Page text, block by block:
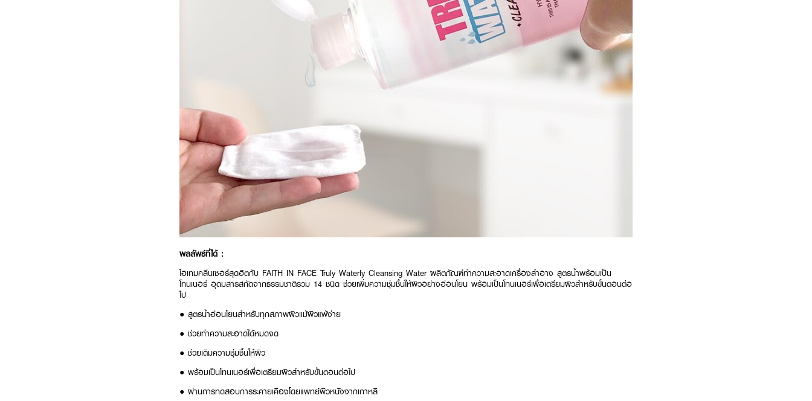
ผลลัพธ์ที่ได้ :
ไอเทมคลีนเซอร์สุดฮิตกับ FAITH IN FACE Truly Waterly Cleansing Water ผลิตภัณฑ์ทำความสะอาดเครื่องสำอาง สูตรน้ำพร้อมเป็น
โทนเนอร์ อุดมสารสกัดจากธรรมชาติรวม 14 ชนิด ช่วยเพิ่มความชุ่มชื้นให้ผิวอย่างอ่อนโยน พร้อมเป็นโทนเนอร์เพื่อเตรียมผิวสำหรับขั้นตอนต่อ
ไป
● สูตรน้ำอ่อนโยนสำหรับทุกสภาพผิวแม้ผิวแพ้ง่าย
● ช่วยทำความสะอาดได้หมดจด
● ช่วยเติมความชุ่มชื้นให้ผิว
● พร้อมเป็นโทนเนอร์เพื่อเตรียมผิวสำหรับขั้นตอนต่อไป
● ผ่านการทดสอบการระคายเคืองโดยแพทย์ผิวหนังจากเกาหลี